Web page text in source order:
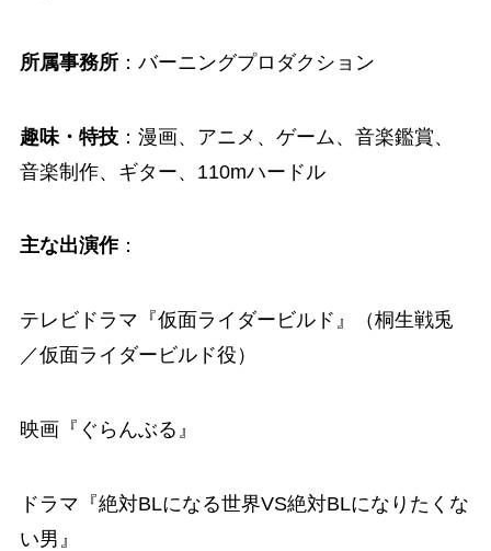
所属事務所：バーニングプロダクション
趣味・特技：漫画、アニメ、ゲーム、音楽鑑賞、
音楽制作、ギター、110mハードル
主な出演作：
テレビドラマ『仮面ライダービルド』（桐生戦兎
／仮面ライダービルド役）
映画『ぐらんぶる』
ドラマ『絶対BLになる世界VS絶対BLになりたくな
い男』